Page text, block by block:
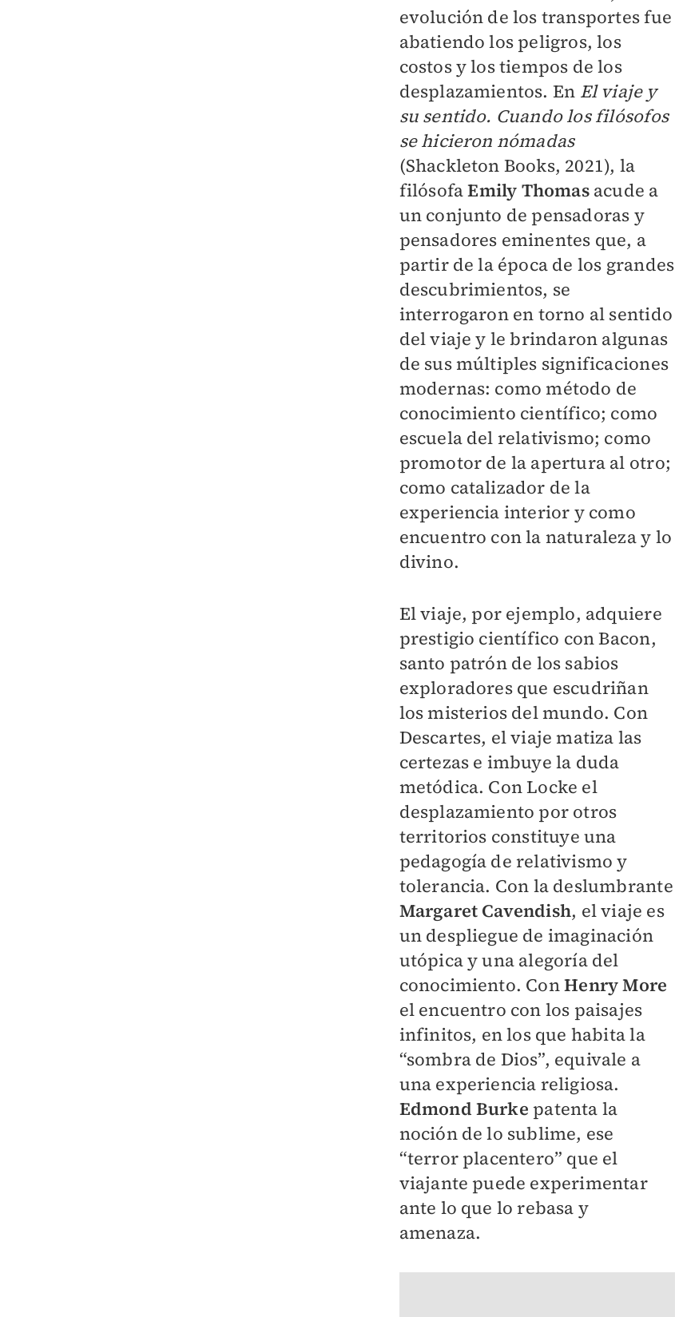
evolución de los transportes fue
abatiendo los peligros, los
costos y los tiempos de los
desplazamientos. En El viaje y
su sentido. Cuando los filósofos
se hicieron nómadas
(Shackleton Books, 2021), la
filósofaEmily Thomasacude a
un conjunto de pensadoras y
pensadores eminentes que, a
partir de la época de los grandes
descubrimientos, se
interrogaron en torno al sentido
del viaje y le brindaron algunas
de sus múltiples significaciones
modernas: como método de
conocimiento científico; como
escuela del relativismo; como
promotor de la apertura al otro;
como catalizador de la
experiencia interior y como
encuentro con la naturaleza y lo
divino.
El viaje, por ejemplo, adquiere
prestigio científico con Bacon,
santo patrón de los sabios
exploradores que escudriñan
los misterios del mundo. Con
Descartes, el viaje matiza las
certezas e imbuye la duda
metódica. Con Locke el
desplazamiento por otros
territorios constituye una
pedagogía de relativismo y
tolerancia. Con la deslumbrante
Margaret Cavendish, el viaje es
un despliegue de imaginación
utópica y una alegoría del
conocimiento. ConHenry More
el encuentro con los paisajes
infinitos, en los que habita la
“sombra de Dios”, equivale a
una experiencia religiosa.
Edmond Burke patenta la
noción de lo sublime, ese
“terror placentero” que el
viajante puede experimentar
ante lo que lo rebasa y
amenaza.